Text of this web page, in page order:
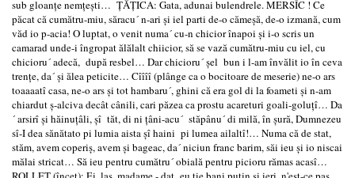
sub gloanţe nemţeşti… ŢĂŢICA: Gata, adunai bulendrele. MERSÎC ! Ce
păcat că cumătru-miu, săracu´ n-ari şi iel parti de-o cămeşă, de-o izmană, cum
văd io p-acia! O luptat, o venit numa´ cu-n chicior înapoi şi i-o scris un
camarad unde-i îngropat ălălalt chiicior, să se vază cumătru-miu cu iel, cu
chicioru´ adecă, după resbel… Dar chicioru´ şel bun i l-am învălit io în ceva
trenţe, da´ şi ălea peticite… Cîîîî (plânge ca o bocitoare de meserie) ne-o ars
toaaaatî casa, ne-o ars şi tot hambaru´, ghini că era gol di la foameti şi n-am
chiardut ş-alciva decât cânili, cari păzea ca prostu acareturi goali-goluţî… Da
´ arsirî şi hăinuţâli, şî tăt, di ni ţâni-acu´ stăpânu´ di milă, în şură, Dumnezeu
sî-I dea sănătato pi lumia aista şî haini pi lumea ailaltî!… Numa că de stat,
stăm, avem coperiş, avem şi bageac, da´ niciun franc barim, săi ieu şi io niscai
mălai stricat… Să ieu pentru cumătru´ obială pentru picioru rămas acasî…